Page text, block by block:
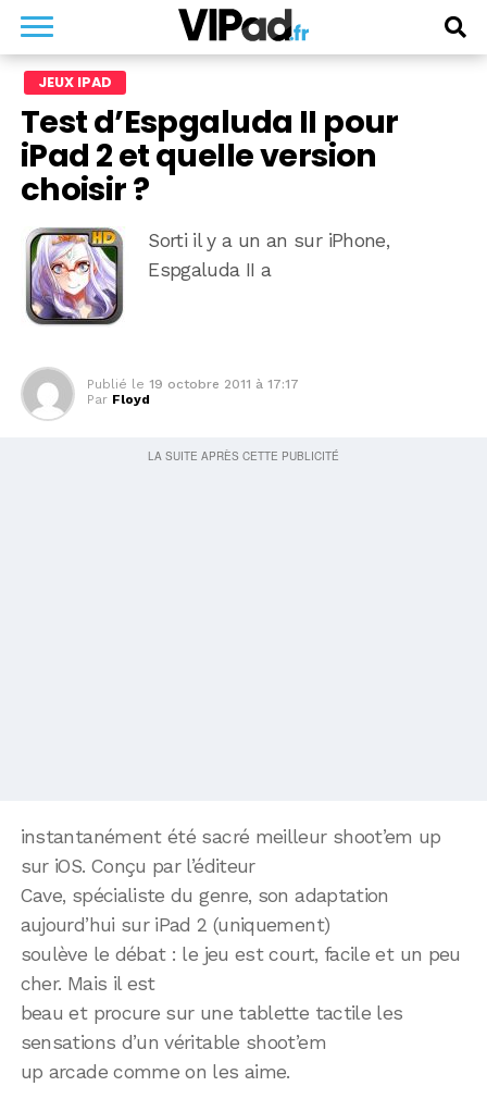
JEUX IPAD
Test d’Espgaluda II pour
iPad 2 et quelle version
choisir ?
Sorti il y a un an sur iPhone,
Espgaluda II a
Publié le 19 octobre 2011 à 17:17
Par Floyd
instantanément été sacré meilleur shoot’em up
sur iOS. Conçu par l’éditeur
Cave, spécialiste du genre, son adaptation
aujourd’hui sur iPad 2 (uniquement)
soulève le débat : le jeu est court, facile et un peu
cher. Mais il est
beau et procure sur une tablette tactile les
sensations d’un véritable shoot’em
up arcade comme on les aime.